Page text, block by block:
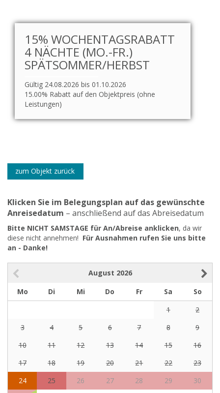
15% WOCHENTAGSRABATT
4 NÄCHTE (MO.-FR.)
SPÄTSOMMER/HERBST
Gültig 24.08.2026 bis 01.10.2026
15.00% Rabatt auf den Objektpreis (ohne
Leistungen)
zum Objekt zurück
Klicken Sie im Belegungsplan auf das gewünschte
Anreisedatum – anschließend auf das Abreisedatum
Bitte NICHT SAMSTAGE für An/Abreise anklicken, da wir
diese nicht annehmen! Für Ausnahmen rufen Sie uns bitte
an - Danke!
August 2026
Mo
Di Mi Do Fr Sa
So
1
2
3
4 5 6 7 8
9
10
11 12 13 14 15
16
17
18 19 20 21 22
23
24
25 26 27 28 29
30